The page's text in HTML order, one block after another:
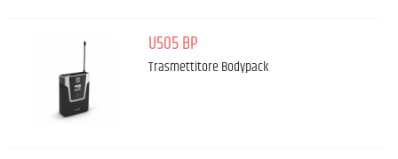
U505 BP
Trasmettitore Bodypack